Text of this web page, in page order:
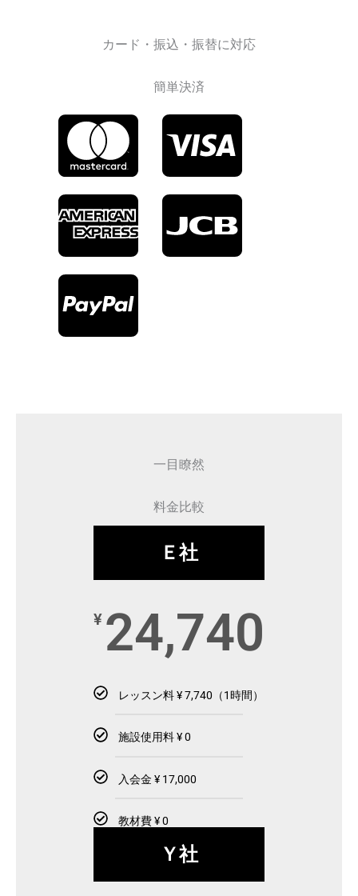
カード・振込・振替に対応
簡単決済
一目瞭然
料金比較
Ｅ社
¥ 24,740
レッスン料 ¥ 7,740（1時間）
施設使用料 ¥ 0
入会金 ¥ 17,000
教材費 ¥ 0
Ｙ社